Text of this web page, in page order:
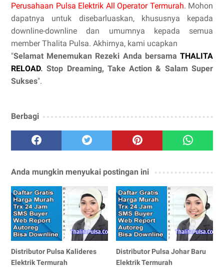
Perusahaan Pulsa Elektrik All Operator Termurah. Mohon
dapatnya untuk disebarluaskan, khususnya kepada
downline-downline dan umumnya kepada semua
member Thalita Pulsa. Akhirnya, kami ucapkan
"Selamat Menemukan Rezeki Anda bersama THALITA
RELOAD. Stop Dreaming, Take Action & Salam Super
Sukses".
Berbagi
Anda mungkin menyukai postingan ini
Distributor Pulsa Kalideres
Elektrik Termurah
Distributor Pulsa Johar Baru
Elektrik Termurah